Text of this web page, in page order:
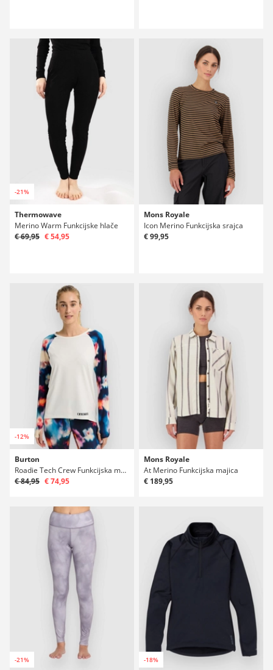
-21%
Thermowave
Merino Warm Funkcijske hlače
€ 69,95 € 54,95
Mons Royale
Icon Merino Funkcijska srajca
€ 99,95
-12%
Burton
Roadie Tech Crew Funkcijska majica
€ 84,95 € 74,95
Mons Royale
At Merino Funkcijska majica
€ 189,95
-21% -18%